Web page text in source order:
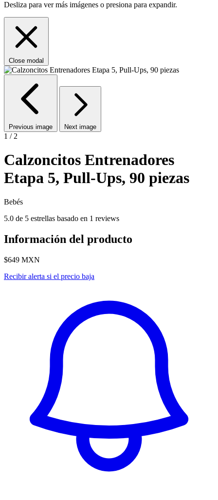
Desliza para ver más imágenes o presiona para expandir.
Close modal
Previous image Next image
1 / 2
Calzoncitos Entrenadores
Etapa 5, Pull-Ups, 90 piezas
Bebés
5.0 de 5 estrellas basado en 1 reviews
Información del producto
$649 MXN
Recibir alerta si el precio baja